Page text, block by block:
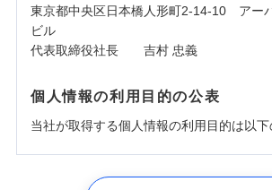
東京都中央区日本橋人形町2-14-10 アー
ビル
代表取締役社長 吉村 忠義
個人情報の利用目的の公表
当社が取得する個人情報の利用目的は以下